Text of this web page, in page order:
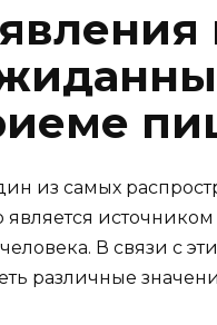
из самых
В связи с
различные